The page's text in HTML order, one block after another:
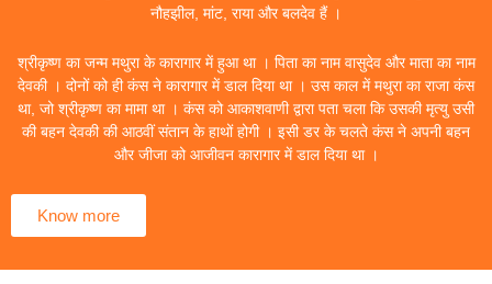
नौहझील, मांट, राया और बलदेव हैं ।
श्रीकृष्ण का जन्म मथुरा के कारागार में हुआ था । पिता का नाम वासुदेव और माता का नाम
देवकी । दोनों को ही कंस ने कारागार में डाल दिया था । उस काल में मथुरा का राजा कंस
था, जो श्रीकृष्ण का मामा था । कंस को आकाशवाणी द्वारा पता चला कि उसकी मृत्यु उसी
की बहन देवकी की आठवीं संतान के हाथों होगी । इसी डर के चलते कंस ने अपनी बहन
और जीजा को आजीवन कारागार में डाल दिया था ।
Know more